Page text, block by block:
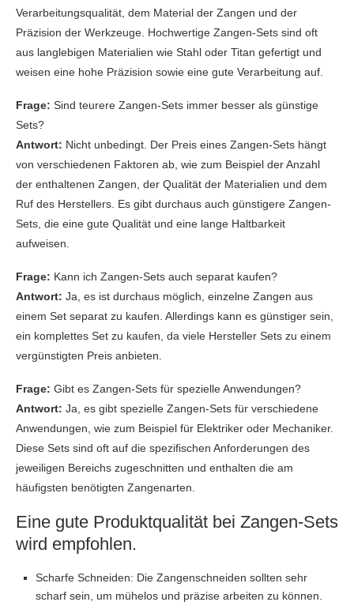
Verarbeitungsqualität, dem Material der Zangen und der
Präzision der Werkzeuge. Hochwertige Zangen-Sets sind oft
aus langlebigen Materialien wie Stahl oder Titan gefertigt und
weisen eine hohe Präzision sowie eine gute Verarbeitung auf.
Frage: Sind teurere Zangen-Sets immer besser als günstige
Sets?
Antwort: Nicht unbedingt. Der Preis eines Zangen-Sets hängt
von verschiedenen Faktoren ab, wie zum Beispiel der Anzahl
der enthaltenen Zangen, der Qualität der Materialien und dem
Ruf des Herstellers. Es gibt durchaus auch günstigere Zangen-
Sets, die eine gute Qualität und eine lange Haltbarkeit
aufweisen.
Frage: Kann ich Zangen-Sets auch separat kaufen?
Antwort: Ja, es ist durchaus möglich, einzelne Zangen aus
einem Set separat zu kaufen. Allerdings kann es günstiger sein,
ein komplettes Set zu kaufen, da viele Hersteller Sets zu einem
vergünstigten Preis anbieten.
Frage: Gibt es Zangen-Sets für spezielle Anwendungen?
Antwort: Ja, es gibt spezielle Zangen-Sets für verschiedene
Anwendungen, wie zum Beispiel für Elektriker oder Mechaniker.
Diese Sets sind oft auf die spezifischen Anforderungen des
jeweiligen Bereichs zugeschnitten und enthalten die am
häufigsten benötigten Zangenarten.
Eine gute Produktqualität bei Zangen-Sets
wird empfohlen.
Scharfe Schneiden: Die Zangenschneiden sollten sehr
scharf sein, um mühelos und präzise arbeiten zu können.